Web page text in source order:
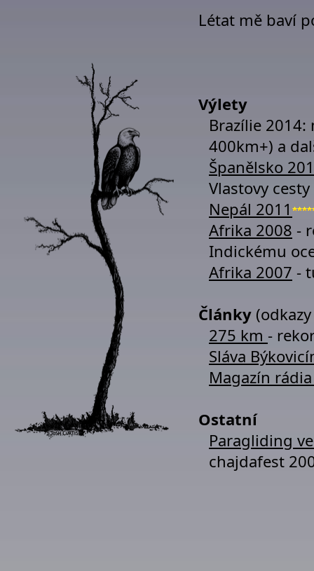
Létat mě baví
Výlety
Brazílie
400km+) a
Španělsko
Vlastovy
Nepál 2011
Afrika 2008 -
Indickému
Afrika 2007 -
Články
275 km -
Sláva
Magazín
Ostatní
Paragliding
chajdafest